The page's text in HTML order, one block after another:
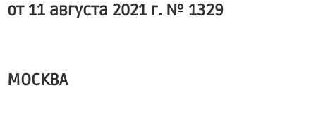
от 11 августа 2021 г. № 1329
МОСКВА